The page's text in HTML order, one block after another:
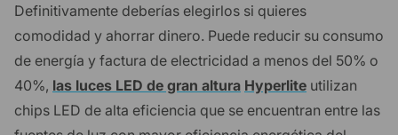
Definitivamente deberías elegirlos si quieres
comodidad y ahorrar dinero. Puede reducir su consumo
de energía y factura de electricidad a menos del 50% o
40%, las luces LED de gran altura Hyperlite utilizan
chips LED de alta eficiencia que se encuentran entre las